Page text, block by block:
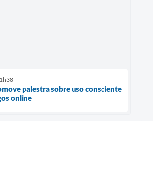
palestra sobre uso consciente
online